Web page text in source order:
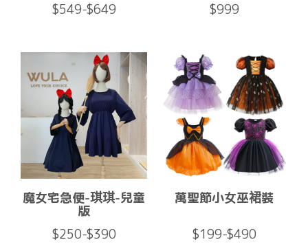
$549-$649 $999
魔女宅急便-琪琪-兒童
版
$250-$390
萬聖節小女巫裙裝
$199-$490